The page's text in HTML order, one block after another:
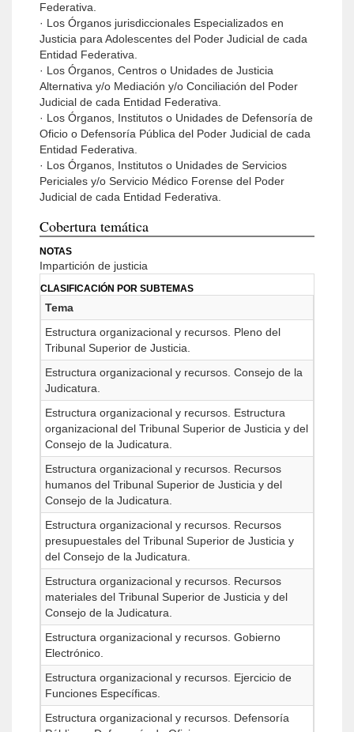
Federativa.
· Los Órganos jurisdiccionales Especializados en
Justicia para Adolescentes del Poder Judicial de cada
Entidad Federativa.
· Los Órganos, Centros o Unidades de Justicia
Alternativa y/o Mediación y/o Conciliación del Poder
Judicial de cada Entidad Federativa.
· Los Órganos, Institutos o Unidades de Defensoría de
Oficio o Defensoría Pública del Poder Judicial de cada
Entidad Federativa.
· Los Órganos, Institutos o Unidades de Servicios
Periciales y/o Servicio Médico Forense del Poder
Judicial de cada Entidad Federativa.
Cobertura temática
NOTAS
Impartición de justicia
CLASIFICACIÓN POR SUBTEMAS
Tema
Estructura organizacional y recursos. Pleno del
Tribunal Superior de Justicia.
Estructura organizacional y recursos. Consejo de la
Judicatura.
Estructura organizacional y recursos. Estructura
organizacional del Tribunal Superior de Justicia y del
Consejo de la Judicatura.
Estructura organizacional y recursos. Recursos
humanos del Tribunal Superior de Justicia y del
Consejo de la Judicatura.
Estructura organizacional y recursos. Recursos
presupuestales del Tribunal Superior de Justicia y
del Consejo de la Judicatura.
Estructura organizacional y recursos. Recursos
materiales del Tribunal Superior de Justicia y del
Consejo de la Judicatura.
Estructura organizacional y recursos. Gobierno
Electrónico.
Estructura organizacional y recursos. Ejercicio de
Funciones Específicas.
Estructura organizacional y recursos. Defensoría